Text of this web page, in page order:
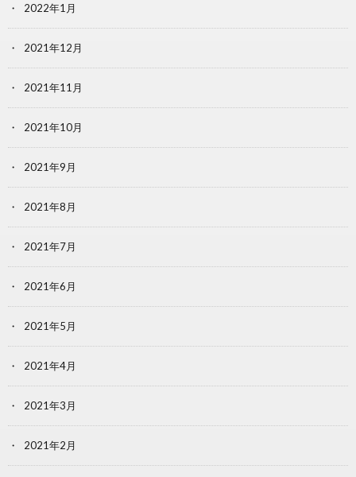
2022年1月
2021年12月
2021年11月
2021年10月
2021年9月
2021年8月
2021年7月
2021年6月
2021年5月
2021年4月
2021年3月
2021年2月